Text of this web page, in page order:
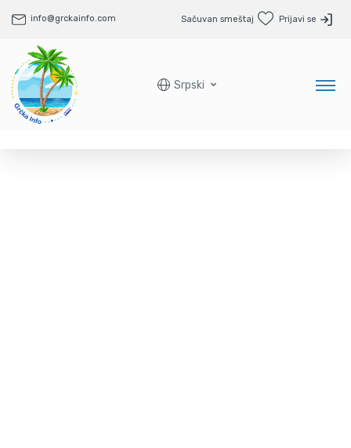
info@grckainfo.com Sačuvan smeštaj Prijavi se
Srpski